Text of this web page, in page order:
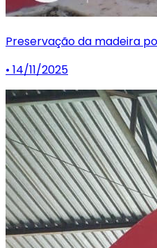
Preservação da madeira
• 14/11/2025